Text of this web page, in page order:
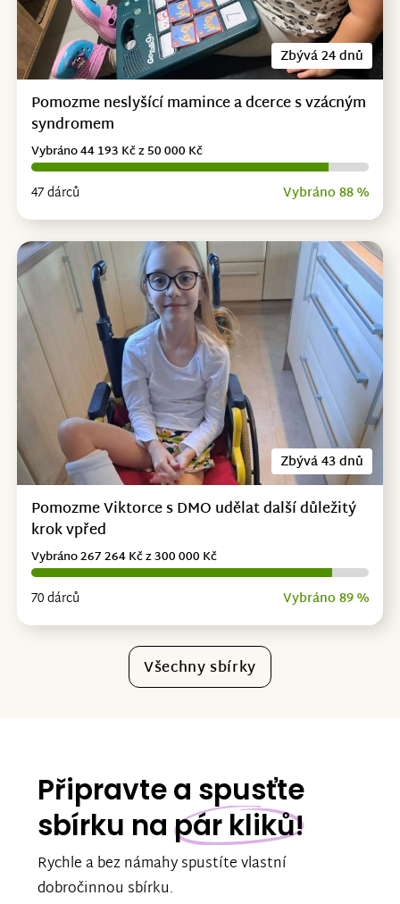
Zbývá 24 dnů
Pomozme neslyšící mamince a dcerce s vzácným
syndromem
47 dárců Vybráno 88 %
Vybráno 44 193 Kč z 50 000 Kč
Zbývá 43 dnů
Pomozme Viktorce s DMO udělat další důležitý
krok vpřed
70 dárců Vybráno 89 %
Vybráno 267 264 Kč z 300 000 Kč
Všechny sbírky
Připravte a spusťte
sbírku na pár kliků!
Rychle a bez námahy spustíte vlastní
dobročinnou sbírku.